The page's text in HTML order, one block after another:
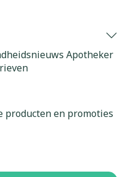
Apotheker
producten en promoties